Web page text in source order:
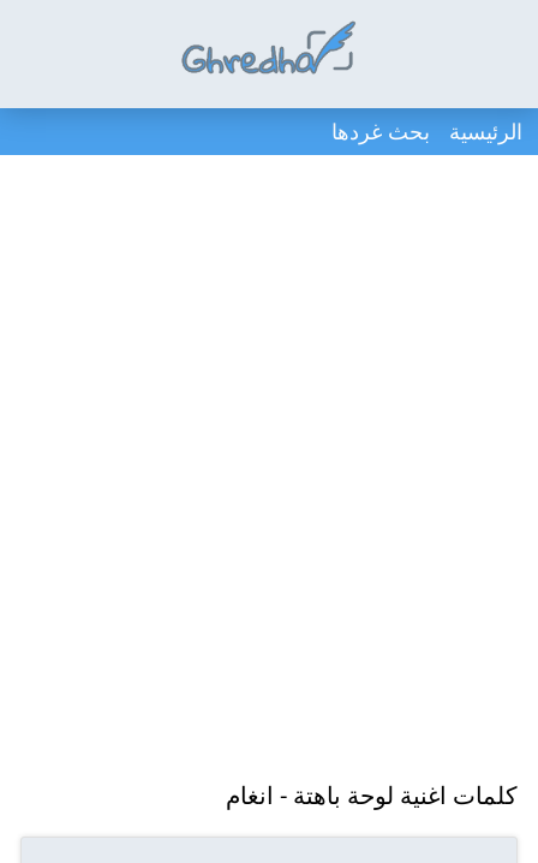
الرئيسية بحث غردها
كلمات اغنية لوحة باهتة - انغام